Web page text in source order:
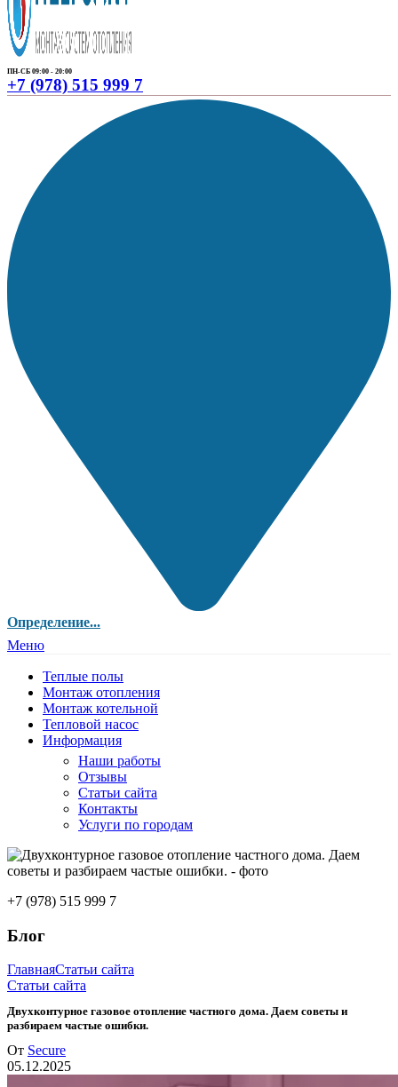
ПН-СБ 09:00 - 20:00
+7 (978) 515 999 7
Определение...
Меню
Теплые полы
Монтаж отопления
Монтаж котельной
Тепловой насос
Информация
Наши работы
Отзывы
Статьи сайта
Контакты
Услуги по городам
+7 (978) 515 999 7
Блог
ГлавнаяСтатьи сайта
Статьи сайта
Двухконтурное газовое отопление частного дома. Даем советы и
разбираем частые ошибки.
От Secure
05.12.2025